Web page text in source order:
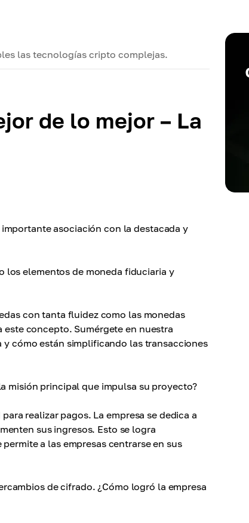
las tecnologías cripto complejas.
de lo mejor – La
asociación con la destacada y
los elementos de moneda fiduciaria y
con tanta fluidez como las monedas
concepto. Sumérgete en nuestra
cómo están simplificando las transacciones
misión principal que impulsa su proyecto?
realizar pagos. La empresa se dedica a
sus ingresos. Esto se logra
a las empresas centrarse en sus
de cifrado. ¿Cómo logró la empresa